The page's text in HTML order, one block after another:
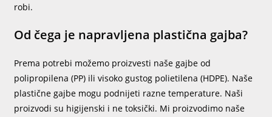
robi.
Od čega je napravljena plastična gajba?
Prema potrebi možemo proizvesti naše gajbe od
polipropilena (PP) ili visoko gustog polietilena (HDPE). Naše
plastične gajbe mogu podnijeti razne temperature. Naši
proizvodi su higijenski i ne toksički. Mi proizvodimo naše